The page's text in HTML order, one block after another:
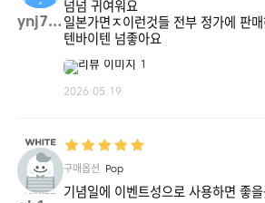
사이즈 : 본체 60mm 너비 60mm
구성 : 박스 1개 / 갈랜드 씰(글자 포함) 5개 /
ynj7**
넘넘 귀여워요
일본가면ㅈ이런것들 전부 정가에 판매
텐바이텐 넘좋아요
2026.05.19
구매옵션 Pop
기념일에 이벤트성으로 사용하면 좋을